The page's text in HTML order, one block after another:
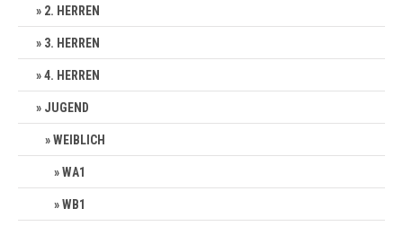
2. HERREN
3. HERREN
4. HERREN
JUGEND
WEIBLICH
WA1
WB1